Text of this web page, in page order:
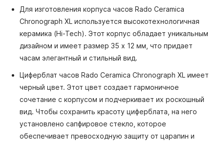
Для изготовления корпуса часов Rado Ceramica
Chronograph XL используется высокотехнологичная
керамика (Hi-Tech). Этот корпус обладает уникальным
дизайном и имеет размер 35 x 12 мм, что придает
часам элегантный и стильный вид.
Циферблат часов Rado Ceramica Chronograph XL имеет
черный цвет. Этот цвет создает гармоничное
сочетание с корпусом и подчеркивает их роскошный
вид. Чтобы сохранить красоту циферблата, на него
установлено сапфировое стекло, которое
обеспечивает превосходную защиту от царапин и